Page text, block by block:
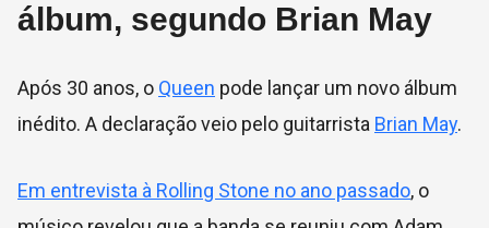
álbum, segundo Brian May
Após 30 anos, o Queen pode lançar um novo álbum
inédito. A declaração veio pelo guitarrista Brian May.
Em entrevista à Rolling Stone no ano passado, o